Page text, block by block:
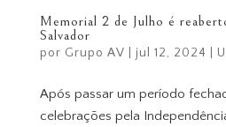
Memorial 2 de Julho é
Salvador
por Grupo AV jul 12, 2024
Após passar um período
celebrações pela